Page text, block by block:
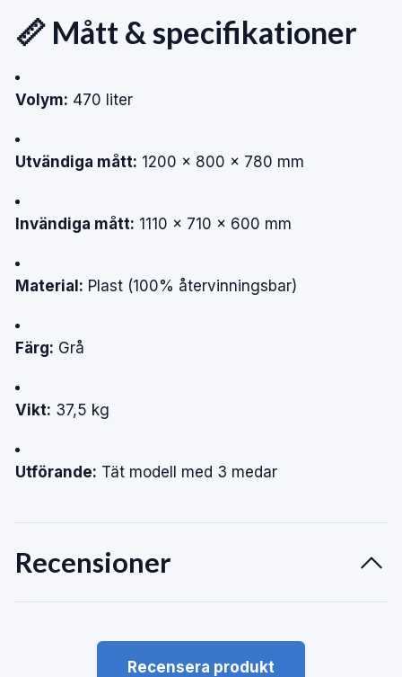
📏 Mått & specifikationer
Volym: 470 liter
Utvändiga mått: 1200 × 800 × 780 mm
Invändiga mått: 1110 × 710 × 600 mm
Material: Plast (100% återvinningsbar)
Färg: Grå
Vikt: 37,5 kg
Utförande: Tät modell med 3 medar
Recensioner
Recensera produkt